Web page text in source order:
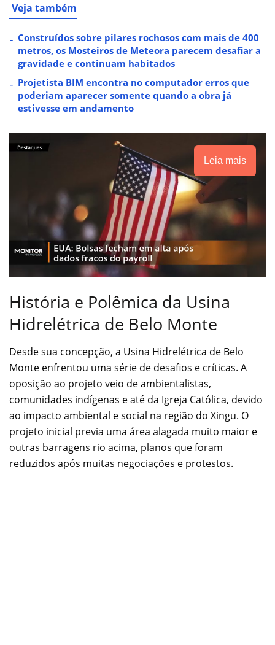
Veja também
Construídos sobre pilares rochosos com mais de 400
metros, os Mosteiros de Meteora parecem desafiar a
gravidade e continuam habitados
Projetista BIM encontra no computador erros que
poderiam aparecer somente quando a obra já
estivesse em andamento
Leia mais
História e Polêmica da Usina
Hidrelétrica de Belo Monte
Desde sua concepção, a Usina Hidrelétrica de Belo
Monte enfrentou uma série de desafios e críticas. A
oposição ao projeto veio de ambientalistas,
comunidades indígenas e até da Igreja Católica, devido
ao impacto ambiental e social na região do Xingu. O
projeto inicial previa uma área alagada muito maior e
outras barragens rio acima, planos que foram
reduzidos após muitas negociações e protestos.